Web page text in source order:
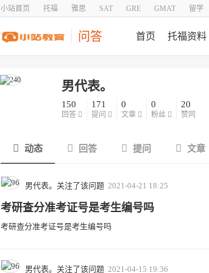
小站首页 托福 雅思 SAT GRE GMAT 留学
问答 首页 托福资料
男代表。
150
回答
171
提问
0
文章
0
粉丝
20
赞同
动态 回答 提问 文章
男代表。关注了该问题 2021-04-21 18:25
考研查分准考证号是考生编号吗
考研查分准考证号是考生编号吗
男代表。关注了该问题 2021-04-15 19:36